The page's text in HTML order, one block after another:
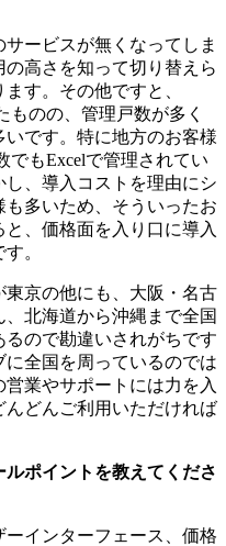
ービスが無くなってしま
高さを知って切り替えら
す。その他ですと、
ものの、管理戸数が多く
です。特に地方のお客様
でもExcelで管理されてい
、導入コストを理由にシ
多いため、そういったお
、価格面を入り口に導入
。
京の他にも、大阪・名古
北海道から沖縄まで全国
ので勘違いされがちです
全国を周っているのでは
業やサポートには力を入
どんご利用いただければ
ポイントを教えてくださ
インターフェース、価格